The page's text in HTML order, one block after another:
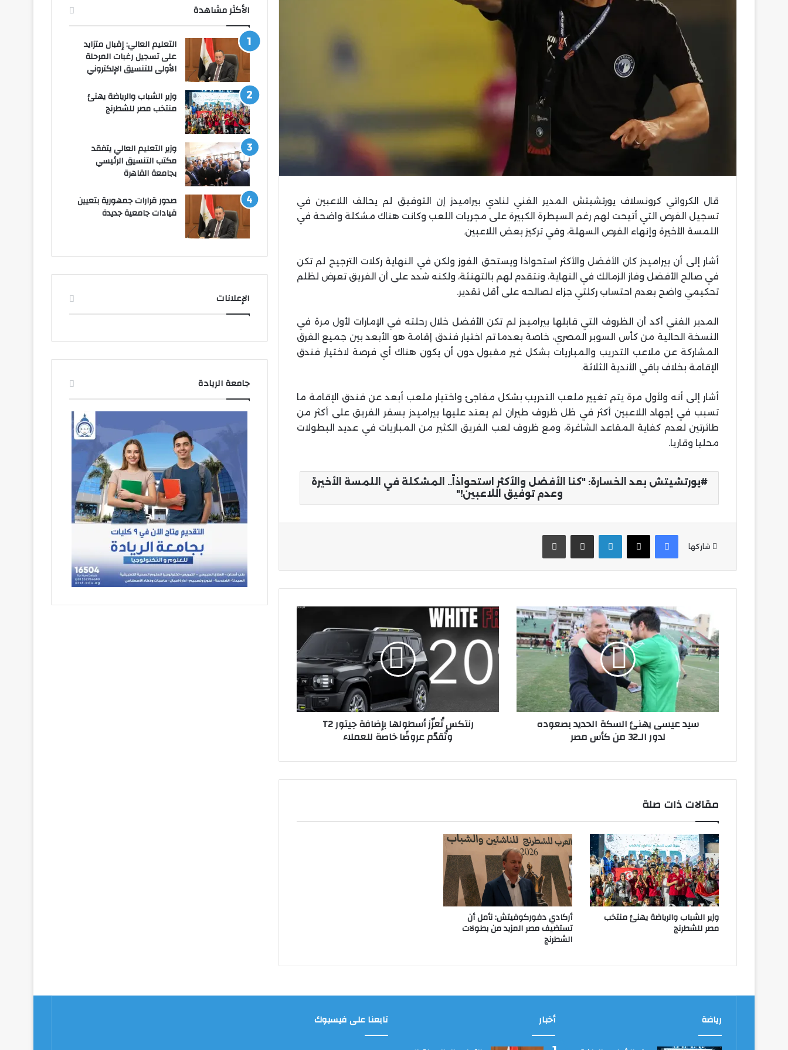
قال الكرواتي كرونسلاف يورتشيتش المدير الفني لنادي بيراميدز إن التوفيق لم يحالف اللاعبين في
تسجيل الفرص التي أتيحت لهم رغم السيطرة الكبيرة على مجريات اللعب وكانت هناك مشكلة واضحة في
اللمسة الأخيرة وإنهاء الفرص السهلة، وقي تركيز بعض اللاعبين.
أشار إلى أن بيراميدز كان الأفضل والأكثر استحواذا ويستحق الفوز ولكن في النهاية ركلات الترجيح لم تكن
في صالح الأفضل وفاز الزمالك في النهاية، ونتقدم لهم بالتهنئة، ولكنه شدد على أن الفريق تعرض لظلم
تحكيمي واضح بعدم احتساب ركلتي جزاء لصالحه على أقل تقدير.
المدير الفني أكد أن الظروف التي قابلها بيراميدز لم تكن الأفضل خلال رحلته في الإمارات لأول مرة في
النسخة الحالية من كأس السوبر المصري، خاصة بعدما تم اختيار فندق إقامة هو الأبعد بين جميع الفرق
المشاركة عن ملاعب التدريب والمباريات بشكل غير مقبول دون أن يكون هناك أي فرصة لاختيار فندق
الإقامة بخلاف باقي الأندية الثلاثة.
أشار إلى أنه ولأول مرة يتم تغيير ملعب التدريب بشكل مفاجئ واختيار ملعب أبعد عن فندق الإقامة ما
تسبب في إجهاد اللاعبين أكثر في ظل ظروف طيران لم يعتد عليها بيراميدز بسفر الفريق على أكثر من
طائرتين لعدم كفاية المقاعد الشاغرة، ومع ظروف لعب الفريق الكثير من المباريات في عديد البطولات
محليا وقاريا.
يورتشيتش بعد الخسارة: "كنا الأفضل والأكثر استحواذاً.. المشكلة في اللمسة الأخيرة
وعدم توفيق اللاعبين!"
شاركها
فيسبوك
‫X لينكدإن مشاركة عبر البريد طباعة
عيسى
يهنئ
السكة
الحديد
بصعوده
لدور
الـ32
من
سيد عيسى يهنئ السكة الحديد بصعوده
لدور الـ32 من كأس مصر
رنتكس
تُعزّز
أسطولها
بإضافة
جيتور
T2
وتُقدّم
خاصة
للعملاء
رنتكس تُعزّز أسطولها بإضافة جيتور T2
وتُقدّم عروضًا خاصة للعملاء
مقالات ذات صلة
وزير الشباب والرياضة يهنئ منتخب
مصر للشطرنج
أركادي دفوركوفيتش: نأمل أن
تستضيف مصر المزيد من بطولات
الشطرنج
الأكثر مشاهدة
التعليم العالي: إقبال متزايد
على تسجيل رغبات المرحلة
الأولى للتنسيق الإلكتروني
وزير الشباب والرياضة يهنئ
منتخب مصر للشطرنج
وزير التعليم العالي يتفقد
مكتب التنسيق الرئيسي
بجامعة القاهرة
صدور قرارات جمهورية بتعيين
قيادات جامعية جديدة
الإعلانات
جامعة الريادة
رياضة أخبار تابعنا على فيسبوك